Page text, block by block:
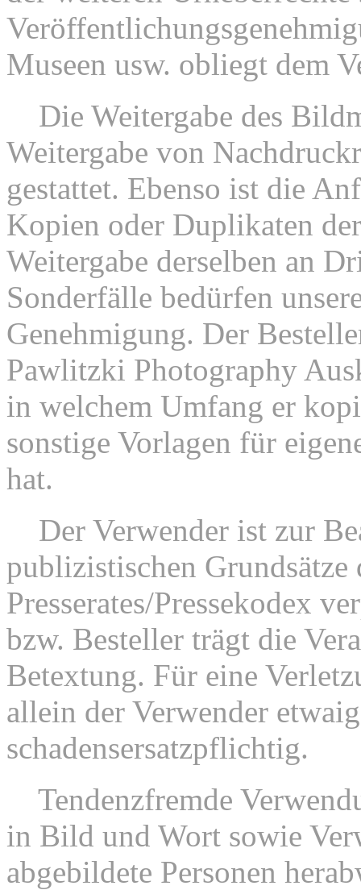
Museen usw. obliegt dem
Die Weitergabe des
Weitergabe von
gestattet. Ebenso ist die
Kopien oder Duplikaten
Weitergabe derselben an
Sonderfälle bedürfen
Genehmigung. Der
Pawlitzki Photography
in welchem Umfang er
sonstige Vorlagen für
hat.
Der Verwender ist zur
publizistischen Grundsätze
Presserates/Pressekodex
bzw. Besteller trägt die
Betextung. Für eine
allein der Verwender
schadensersatzpflichtig.
Tendenzfremde
in Bild und Wort sowie
abgebildete Personen